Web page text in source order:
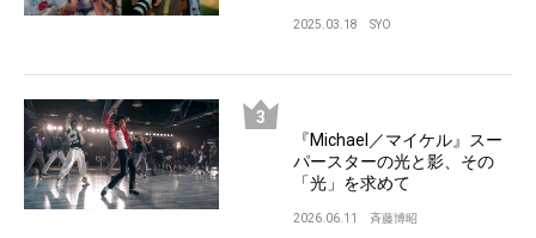
2025.03.18 SYO
『Michael／マイケル』スー
パースターの光と影、その
「光」を求めて
2026.06.11 斉藤博昭